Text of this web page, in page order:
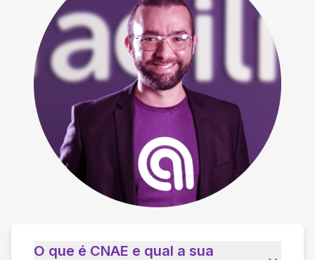
O que é CNAE e qual a sua